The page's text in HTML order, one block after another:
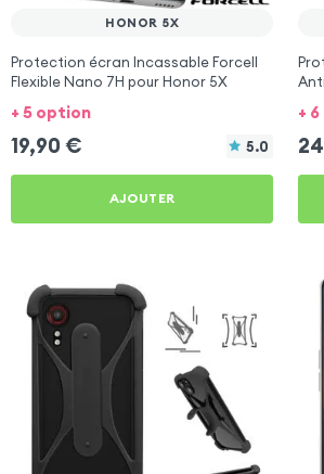
HONOR 5X
Protection écran Incassable Forcell
Flexible Nano 7H pour Honor 5X
+ 5 option
19,90 € 5.0
AJOUTER
+